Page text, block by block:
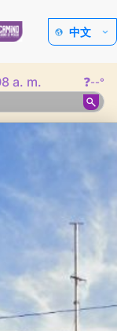
中文
a. m. ❓--°